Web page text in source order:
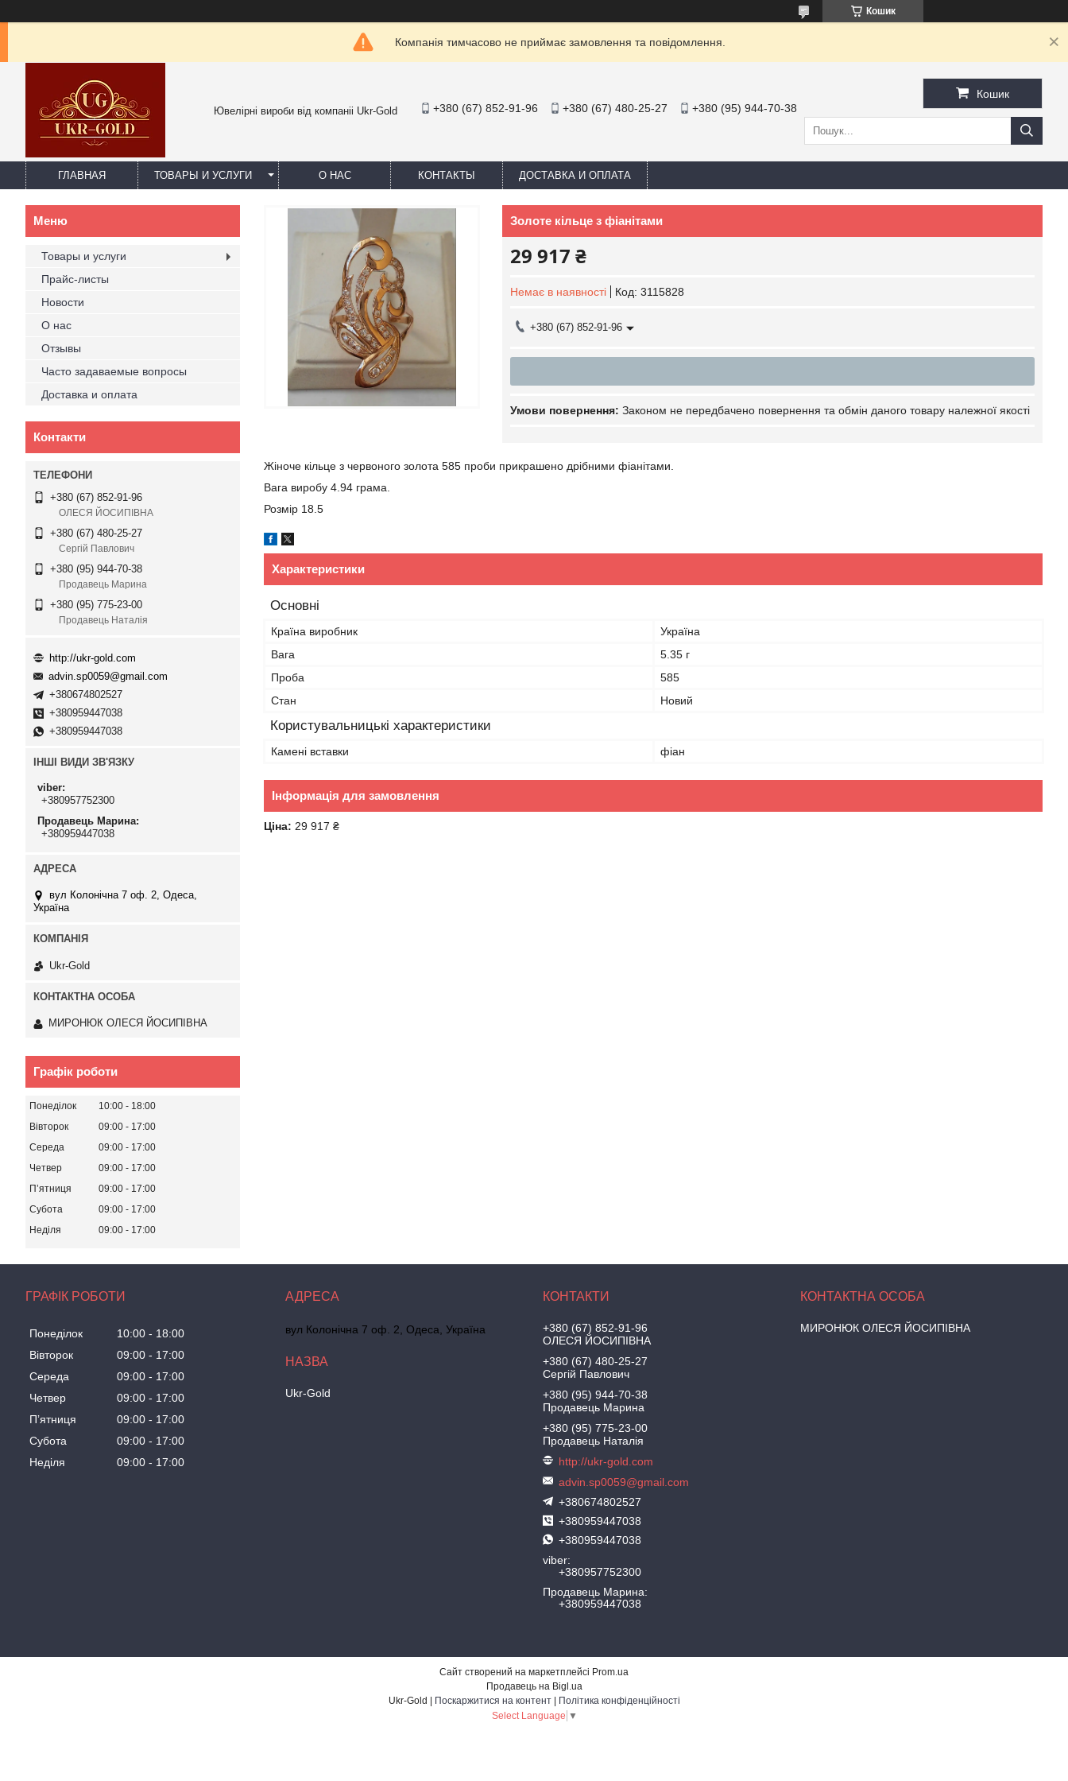
Кошик
Компанія тимчасово не приймає замовлення та повідомлення.
Ювелірні вироби від компаніі Ukr-Gold +380 (67) 852-91-96 +380 (67) 480-25-27 +380 (95) 944-70-38
Кошик
ГЛАВНАЯ ТОВАРЫ И УСЛУГИ О НАС КОНТАКТЫ ДОСТАВКА И ОПЛАТА
Золоте кільце з фіанітами
29 917 ₴
Немає в наявності Код: 3115828
+380 (67) 852-91-96
Законом не передбачено повернення та обмін даного товару належної якості
Жіноче кільце з червоного золота 585 проби прикрашено дрібними фіанітами.
Вага виробу 4.94 грама.
Розмір 18.5
Характеристики
Основні
Країна виробник
Україна
Вага
5.35 г
Проба
585
Стан
Новий
Користувальницькі характеристики
Камені вставки фіан
Інформація для замовлення
Ціна: 29 917 ₴
Товары и услуги
Прайс-листы
Новости
О нас
Отзывы
Часто задаваемые вопросы
Доставка и оплата
Контакти
+380 (67) 852-91-96
ОЛЕСЯ ЙОСИПІВНА
+380 (67) 480-25-27
Сергій Павлович
+380 (95) 944-70-38
Продавець Марина
+380 (95) 775-23-00
Продавець Наталія
http://ukr-gold.com
advin.sp0059@gmail.com
+380674802527
+380959447038
+380959447038
ІНШІ ВИДИ ЗВ'ЯЗКУ
viber
+380957752300
Продавець Марина
+380959447038
вул Колонічна 7 оф. 2, Одеса,
Україна
Ukr-Gold
МИРОНЮК ОЛЕСЯ ЙОСИПІВНА
Графік роботи
Понеділок 10:00
18:00
Вівторок
09:00
17:00
Середа
09:00
17:00
Четвер
09:00
17:00
Пʼятниця
09:00
17:00
Субота
09:00
17:00
Неділя
09:00 17:00
ГРАФІК РОБОТИ
Понеділок 10:00
18:00
Вівторок
09:00
17:00
Середа
09:00
17:00
Четвер
09:00
17:00
Пʼятниця
09:00
17:00
Субота
09:00
17:00
Неділя
09:00 17:00
вул Колонічна 7 оф. 2, Одеса, Україна
Ukr-Gold
+380 (67) 852-91-96
ОЛЕСЯ ЙОСИПІВНА
+380 (67) 480-25-27
Сергій Павлович
+380 (95) 944-70-38
Продавець Марина
+380 (95) 775-23-00
Продавець Наталія
http://ukr-gold.com
advin.sp0059@gmail.com
+380674802527
+380959447038
+380959447038
viber
+380957752300
Продавець Марина
+380959447038
МИРОНЮК ОЛЕСЯ ЙОСИПІВНА
Сайт створений на маркетплейсі Prom.ua
Продавець на Bigl.ua
Поскаржитися на контент
Політика конфіденційності
Select Language ▼